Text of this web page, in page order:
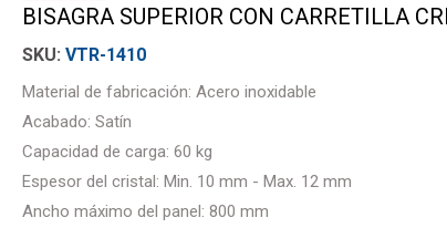
BISAGRA SUPERIOR CON CARRETILLA
VTR-1410
Material de fabricación: Acero inoxidable
Acabado: Satín
Capacidad de carga: 60 kg
Espesor del cristal: Min. 10 mm - Max. 12 mm
Ancho máximo del panel: 800 mm